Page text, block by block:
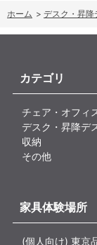
ホーム > デスク・昇降
カテゴリ
チェア・オフィ
デスク・昇降デ
収納
その他
家具体験場所
(個人向け) 東京